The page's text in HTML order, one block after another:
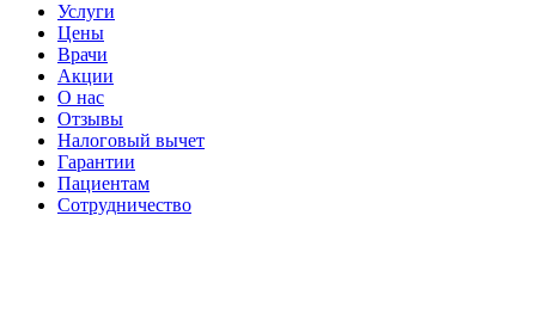
Услуги
Цены
Врачи
Акции
О нас
Отзывы
Налоговый вычет
Гарантии
Пациентам
Сотрудничество